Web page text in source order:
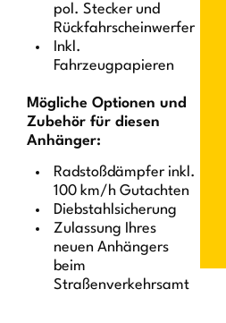
pol. Stecker und
Rückfahrscheinwerfer
Inkl.
Fahrzeugpapieren
Mögliche Optionen und
Zubehör für diesen
Anhänger:
Radstoßdämpfer inkl.
100 km/h Gutachten
Diebstahlsicherung
Zulassung Ihres
neuen Anhängers
beim
Straßenverkehrsamt